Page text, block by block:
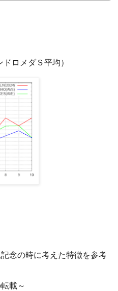
ロメダＳ平均）
念の時に考えた特徴を参考
載～